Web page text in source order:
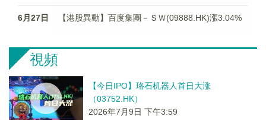
6月27日 【港股異動】百度集團－ＳＷ(09888.HK)漲3.04%
視頻
【今日IPO】珞石机器人首日大涨
（03752.HK）
2026年7月9日 下午3:59